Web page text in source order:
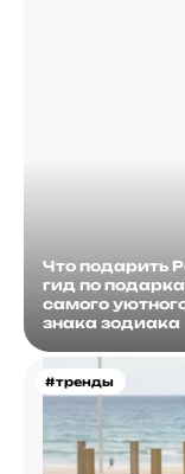
Что подарить
гид по
самого
знака зодиака
#тренды